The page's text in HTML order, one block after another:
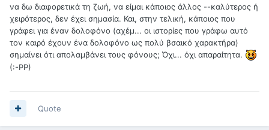
να δω διαφορετικά τη ζωή, να είμαι κάποιος άλλος --καλύτερος ή
χειρότερος, δεν έχει σημασία. Και, στην τελική, κάποιος που
γράφει για έναν δολοφόνο (αχέμ... οι ιστορίες που γράφω αυτό
τον καιρό έχουν ένα δολοφόνο ως πολύ βσαικό χαρακτήρα)
σημαίνει ότι απολαμβάνει τους φόνους; Όχι... όχι απαραίτητα.
(:-ΡΡ)
Quote